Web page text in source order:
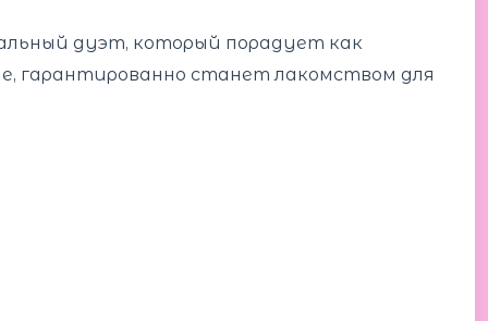
дуэт, который порадует как
гарантированно станет лакомством для